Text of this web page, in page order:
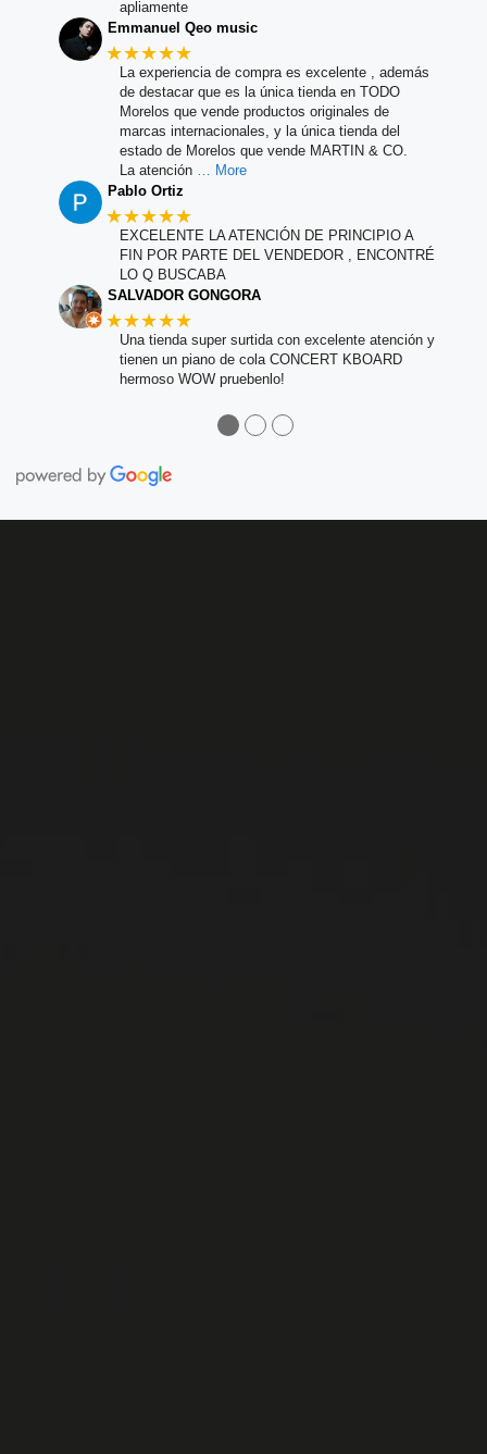
apliamente
Emmanuel Qeo music
★★★★★
La experiencia de compra es excelente , además
de destacar que es la única tienda en TODO
Morelos que vende productos originales de
marcas internacionales, y la única tienda del
estado de Morelos que vende MARTIN & CO.
La atención
… More
Pablo Ortiz
★★★★★
EXCELENTE LA ATENCIÓN DE PRINCIPIO A
FIN POR PARTE DEL VENDEDOR , ENCONTRÉ
LO Q BUSCABA
SALVADOR GONGORA
★★★★★
Una tienda super surtida con excelente atención y
tienen un piano de cola CONCERT KBOARD
hermoso WOW pruebenlo!
●●●